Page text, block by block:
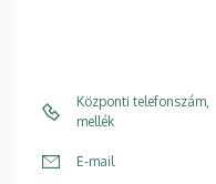
Központi telefonszám,
mellék
E-mail